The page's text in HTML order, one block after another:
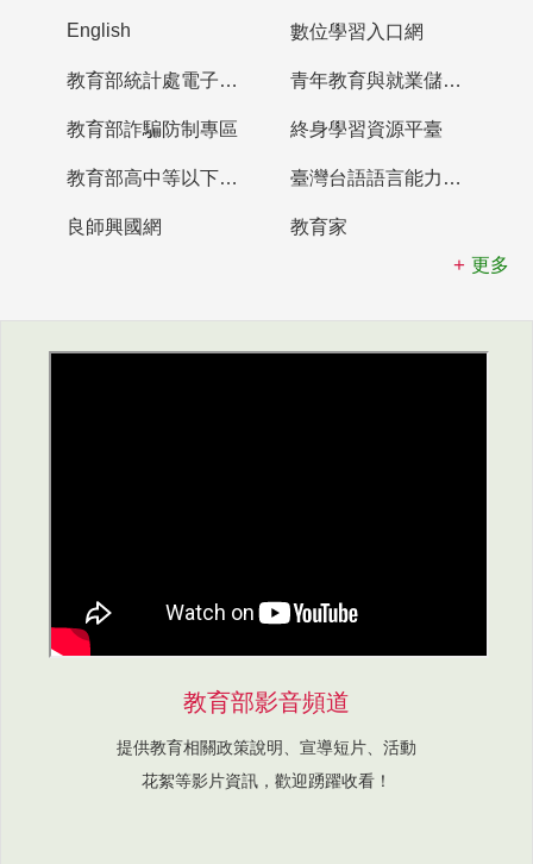
English 數位學習入口網
教育部統計處電子書櫃 青年教育與就業儲蓄帳戶
教育部詐騙防制專區 終身學習資源平臺
教育部高中等以下學校及幼兒園教師資格檢定考試 臺灣台語語言能力認證網站
良師興國網
教育家
更多
教育部影音頻道
提供教育相關政策說明、宣導短片、活動
花絮等影片資訊，歡迎踴躍收看！